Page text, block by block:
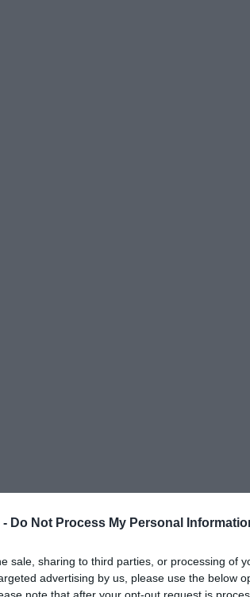
- Do Not Process My Personal
sale, sharing to third parties, or processing of
advertising by us, please use the below